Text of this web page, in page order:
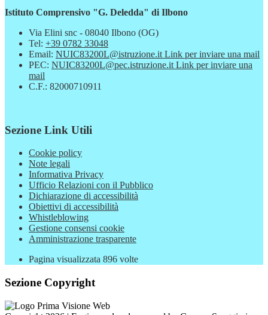
Istituto Comprensivo "G. Deledda" di Ilbono
Via Elini snc - 08040 Ilbono (OG)
Tel: +39 0782 33048
Email: NUIC83200L@istruzione.it Link per inviare una mail
PEC: NUIC83200L@pec.istruzione.it Link per inviare una
mail
C.F.: 82000710911
Sezione Link Utili
Cookie policy
Note legali
Informativa Privacy
Ufficio Relazioni con il Pubblico
Dichiarazione di accessibilità
Obiettivi di accessibilità
Whistleblowing
Gestione consensi cookie
Amministrazione trasparente
Pagina visualizzata 896 volte
Sezione Copyright